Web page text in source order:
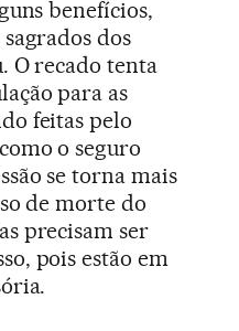
benefícios,
dos
O recado tenta
para as
feitas pelo
o seguro
se torna mais
de morte do
precisam ser
pois estão em